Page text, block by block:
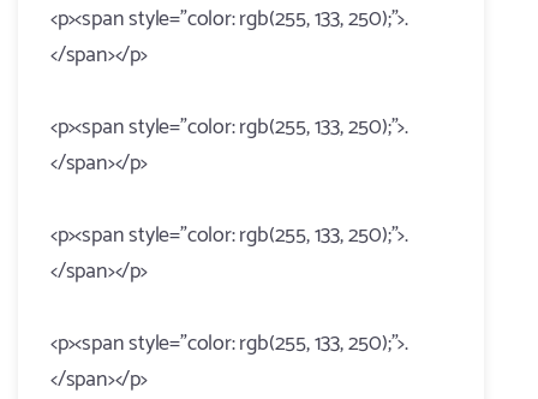
<p><span style="color: rgb(255, 133, 250);">.
</span></p>
<p><span style="color: rgb(255, 133, 250);">.
</span></p>
<p><span style="color: rgb(255, 133, 250);">.
</span></p>
<p><span style="color: rgb(255, 133, 250);">.
</span></p>